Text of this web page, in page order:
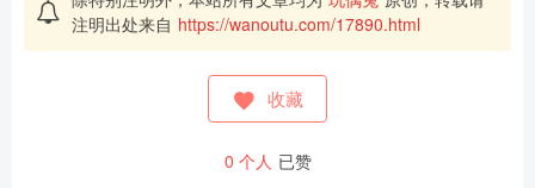
注明出处来自 https://wanoutu.com/17890.html
收藏
0 个人 已赞